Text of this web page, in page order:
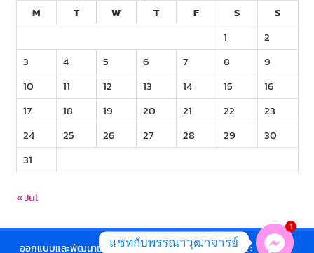
M
T W T F S
S
1
2
3
4 5 6 7 8
9
10
11 12 13 14 15
16
17
18 19 20 21 22
23
24
25 26 27 28 29
30
31
« Jul
ออกแบบและพัฒนาเว็บไซต์ โดย นายกิติพงษ์ สัพโส E-mail :
1
แชทกับพรรณาวุฒาจารย์